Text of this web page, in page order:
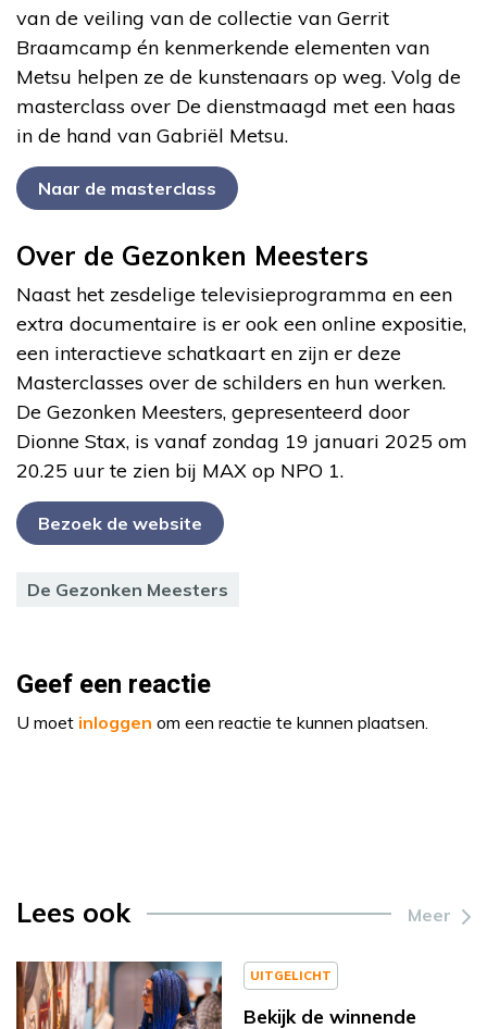
van de veiling van de collectie van Gerrit
Braamcamp én kenmerkende elementen van
Metsu helpen ze de kunstenaars op weg. Volg de
masterclass over De dienstmaagd met een haas
in de hand van Gabriël Metsu.
Naar de masterclass
Over de Gezonken Meesters
Naast het zesdelige televisieprogramma en een
extra documentaire is er ook een online expositie,
een interactieve schatkaart en zijn er deze
Masterclasses over de schilders en hun werken.
De Gezonken Meesters, gepresenteerd door
Dionne Stax, is vanaf zondag 19 januari 2025 om
20.25 uur te zien bij MAX op NPO 1.
Bezoek de website
De Gezonken Meesters
Geef een reactie
U moet inloggen om een reactie te kunnen plaatsen.
Lees ook Meer
UITGELICHT
Bekijk de winnende